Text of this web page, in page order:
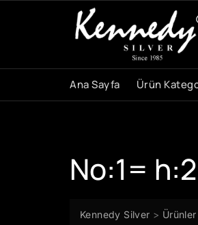
Ana Sayfa Ürün
No:1=
Kennedy Silver > Ürünler